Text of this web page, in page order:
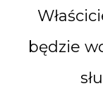
będzie